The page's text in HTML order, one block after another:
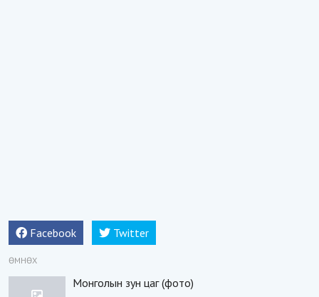
Facebook Twitter
ӨМНӨХ
Монголын зун цаг (фото)